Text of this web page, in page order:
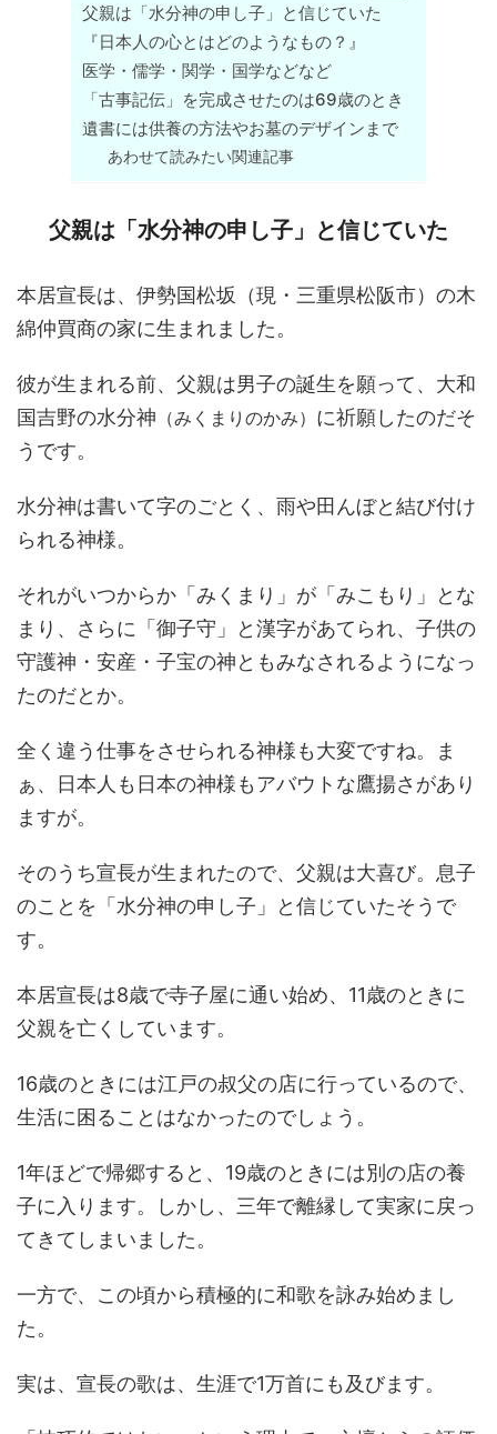
父親は「水分神の申し子」と信じていた
『日本人の心とはどのようなもの？』
医学・儒学・関学・国学などなど
「古事記伝」を完成させたのは69歳のとき
遺書には供養の方法やお墓のデザインまで
あわせて読みたい関連記事
父親は「水分神の申し子」と信じていた
本居宣長は、伊勢国松坂（現・三重県松阪市）の木
綿仲買商の家に生まれました。
彼が生まれる前、父親は男子の誕生を願って、大和
国吉野の水分神 （みくまりのかみ） に祈願したのだそ
うです。
水分神は書いて字のごとく、雨や田んぼと結び付け
られる神様。
それがいつからか「みくまり」が「みこもり」とな
まり、さらに「御子守」と漢字があてられ、子供の
守護神・安産・子宝の神ともみなされるようになっ
たのだとか。
全く違う仕事をさせられる神様も大変ですね。ま
ぁ、日本人も日本の神様もアバウトな鷹揚さがあり
ますが。
そのうち宣長が生まれたので、父親は大喜び。息子
のことを「水分神の申し子」と信じていたそうで
す。
本居宣長は8歳で寺子屋に通い始め、11歳のときに
父親を亡くしています。
16歳のときには江戸の叔父の店に行っているので、
生活に困ることはなかったのでしょう。
1年ほどで帰郷すると、19歳のときには別の店の養
子に入ります。しかし、三年で離縁して実家に戻っ
てきてしまいました。
一方で、この頃から積極的に和歌を詠み始めまし
た。
実は、宣長の歌は、生涯で1万首にも及びます。